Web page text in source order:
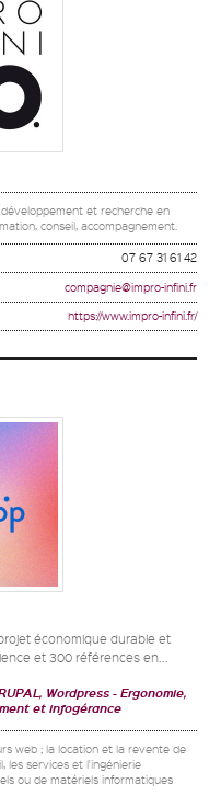
et recherche en
conseil, accompagnement.
07 67 31 61 42
compagnie@impro-infini.fr
https://www.impro-infini.fr/
économique durable et
et 300 références en...
Wordpress
Ergonomie,
et infogérance
web ; la location et la revente de
les services et l'ingénierie
ou de matériels informatiques